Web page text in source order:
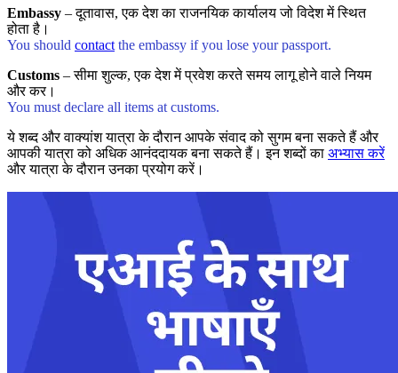
Embassy – दूतावास, एक देश का राजनयिक कार्यालय जो विदेश में स्थित
होता है।
You should contact the embassy if you lose your passport.
Customs – सीमा शुल्क, एक देश में प्रवेश करते समय लागू होने वाले नियम
और कर।
You must declare all items at customs.
ये शब्द और वाक्यांश यात्रा के दौरान आपके संवाद को सुगम बना सकते हैं और
आपकी यात्रा को अधिक आनंददायक बना सकते हैं। इन शब्दों का अभ्यास करें
और यात्रा के दौरान उनका प्रयोग करें।